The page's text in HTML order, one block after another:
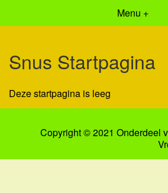
Menu +
Snus Startpagina
Deze startpagina is leeg
Copyright © 2021 Onderdeel